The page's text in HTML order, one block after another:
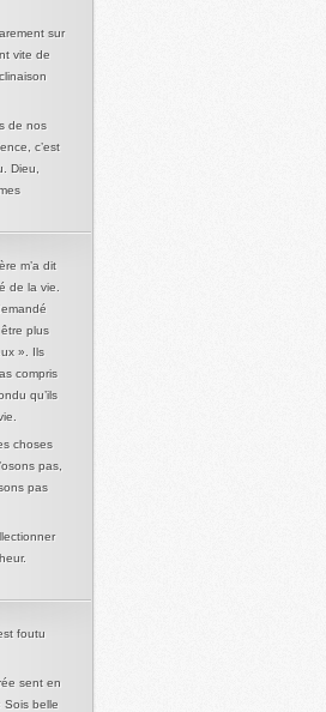
sur
vite de
de nos
c’est
Dieu,
m’a dit
de la vie.
plus
». Ils
compris
qu’ils
choses
pas,
pas
foutu
sent en
Sois belle